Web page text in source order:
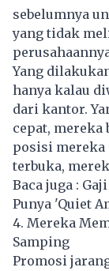
sebelumnya
yang tidak
Yang
hanya kalau
dari kantor.
cepat, mereka
posisi
terbuka,
Baca juga :
Punya 'Quiet
4. Mereka
Samping
Promosi